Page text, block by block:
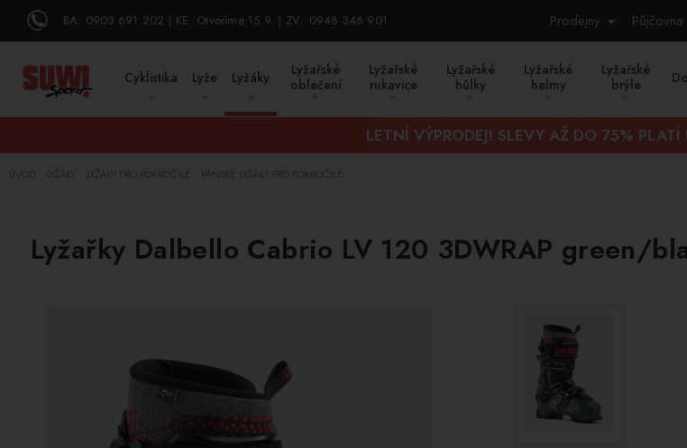
BA: 0903 691 202 KE: Otvoríme 15.9. ZV: 0948 346 901 Prodejny Půjčovna
Cyklistika Lyže Lyžáky
Lyžařské
oblečení
Lyžařské
rukavice
Lyžařské
hůlky
Lyžařské
helmy
Lyžařské
brýle
LETNÍ VÝPRODEJ! SLEVY AŽ DO 75% PLATÍ
ÚVOD LYŽÁKY LYŽÁKY PRO POKROČILÉ PÁNSKÉ LYŽÁKY PRO POKROČILÉ
Lyžařky Dalbello Cabrio LV 120 3DWRAP green/